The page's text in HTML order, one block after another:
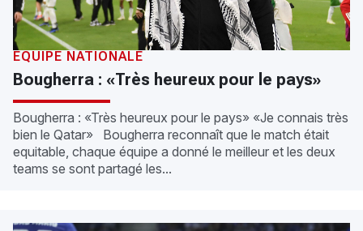
ÉQUIPE NATIONALE
Bougherra : «Très heureux pour le pays»
Bougherra : «Très heureux pour le pays» «Je connais très
bien le Qatar» Bougherra reconnaît que le match était
equitable, chaque équipe a donné le meilleur et les deux
teams se sont partagé les...